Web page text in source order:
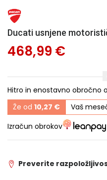
Ducati usnjene
468,99 €
Hitro in enostavno obročno
Že od 10,27 €
Vaš
Izračun obrokov
Preverite